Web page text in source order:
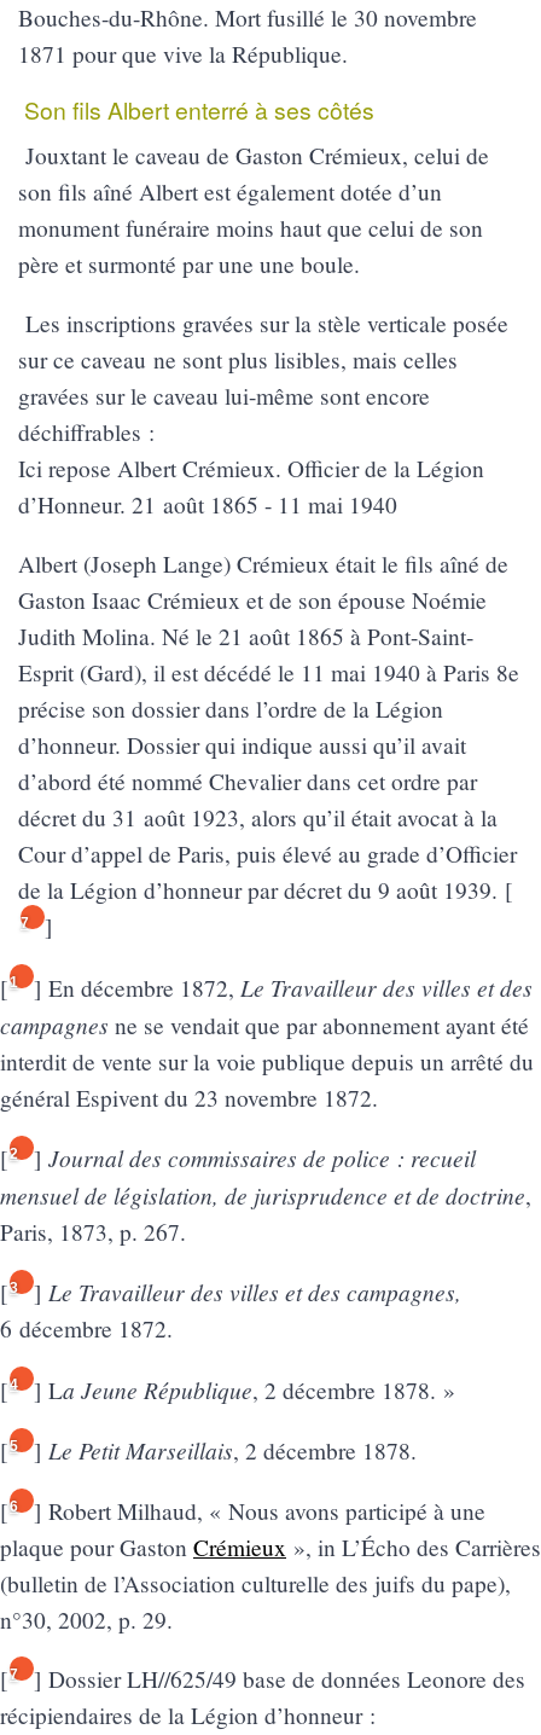
Bouches-du-Rhône. Mort fusillé le 30 novembre
1871 pour que vive la République.
Son fils Albert enterré à ses côtés
Jouxtant le caveau de Gaston Crémieux, celui de
son fils aîné Albert est également dotée d’un
monument funéraire moins haut que celui de son
père et surmonté par une une boule.
Les inscriptions gravées sur la stèle verticale posée
sur ce caveau ne sont plus lisibles, mais celles
gravées sur le caveau lui-même sont encore
déchiffrables :
Ici repose Albert Crémieux. Officier de la Légion
d’Honneur. 21 août 1865 - 11 mai 1940
Albert (Joseph Lange) Crémieux était le fils aîné de
Gaston Isaac Crémieux et de son épouse Noémie
Judith Molina. Né le 21 août 1865 à Pont-Saint-
Esprit (Gard), il est décédé le 11 mai 1940 à Paris 8e
précise son dossier dans l’ordre de la Légion
d’honneur. Dossier qui indique aussi qu’il avait
d’abord été nommé Chevalier dans cet ordre par
décret du 31 août 1923, alors qu’il était avocat à la
Cour d’appel de Paris, puis élevé au grade d’Officier
de la Légion d’honneur par décret du 9 août 1939. [
7 ]
[1 ] En décembre 1872, Le Travailleur des villes et des
campagnes ne se vendait que par abonnement ayant été
interdit de vente sur la voie publique depuis un arrêté du
général Espivent du 23 novembre 1872.
[2 ] Journal des commissaires de police : recueil
mensuel de législation, de jurisprudence et de doctrine,
Paris, 1873, p. 267.
[3 ] Le Travailleur des villes et des campagnes,
6 décembre 1872.
[4 ] La Jeune République, 2 décembre 1878. »
[5 ] Le Petit Marseillais, 2 décembre 1878.
[6 ] Robert Milhaud, « Nous avons participé à une
plaque pour Gaston Crémieux », in L’Écho des Carrières
(bulletin de l’Association culturelle des juifs du pape),
n°30, 2002, p. 29.
[7 ] Dossier LH//625/49 base de données Leonore des
récipiendaires de la Légion d’honneur :